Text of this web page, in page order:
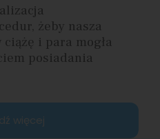
żeby nasza
ciążę i para mogła
posiadania
więcej